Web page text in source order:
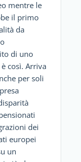
mentre le
il primo
da
di uno
così. Arriva
per soli
dei
europei
un